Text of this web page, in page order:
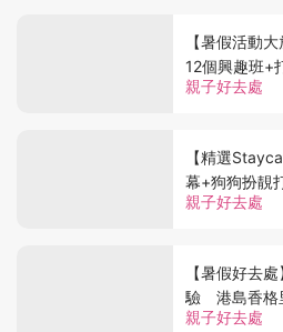
親子好去處
【暑假活動
12個興趣班+
營活動推介！
親子好去處
【精選
幕+狗狗扮靚
仔漁村風味
親子好去處
【暑假好去
驗 港島香格
假期